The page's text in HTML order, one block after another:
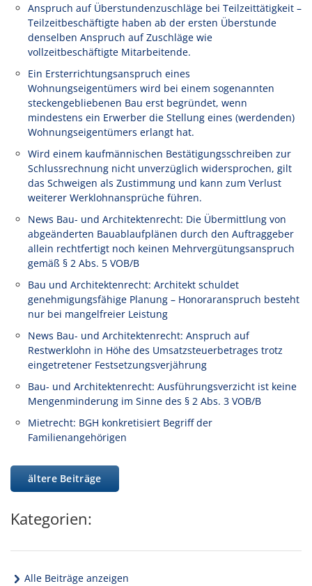
Anspruch auf Überstundenzuschläge bei Teilzeittätigkeit –
Teilzeitbeschäftigte haben ab der ersten Überstunde
denselben Anspruch auf Zuschläge wie
vollzeitbeschäftigte Mitarbeitende.
Ein Ersterrichtungsanspruch eines
Wohnungseigentümers wird bei einem sogenannten
steckengebliebenen Bau erst begründet, wenn
mindestens ein Erwerber die Stellung eines (werdenden)
Wohnungseigentümers erlangt hat.
Wird einem kaufmännischen Bestätigungsschreiben zur
Schlussrechnung nicht unverzüglich widersprochen, gilt
das Schweigen als Zustimmung und kann zum Verlust
weiterer Werklohnansprüche führen.
News Bau- und Architektenrecht: Die Übermittlung von
abgeänderten Bauablaufplänen durch den Auftraggeber
allein rechtfertigt noch keinen Mehrvergütungsanspruch
gemäß § 2 Abs. 5 VOB/B
Bau und Architektenrecht: Architekt schuldet
genehmigungsfähige Planung – Honoraranspruch besteht
nur bei mangelfreier Leistung
News Bau- und Architektenrecht: Anspruch auf
Restwerklohn in Höhe des Umsatzsteuerbetrages trotz
eingetretener Festsetzungsverjährung
Bau- und Architektenrecht: Ausführungsverzicht ist keine
Mengenminderung im Sinne des § 2 Abs. 3 VOB/B
Mietrecht: BGH konkretisiert Begriff der
Familienangehörigen
ältere Beiträge
Kategorien:
Alle Beiträge anzeigen